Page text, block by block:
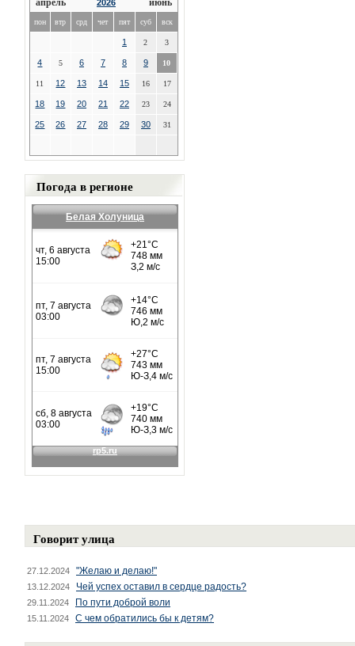
2026
пон втр срд чет пят суб вск
1 2 3
4 5 6 7 8 9 10
11 12 13 14 15 16 17
18 19 20 21 22 23 24
25 26 27 28 29 30 31
Погода в регионе
Белая Холуница
Говорит улица
27.12.2024 "Желаю и делаю!"
13.12.2024 Чей успех оставил в сердце радость?
29.11.2024 По пути доброй воли
15.11.2024 С чем обратились бы к детям?